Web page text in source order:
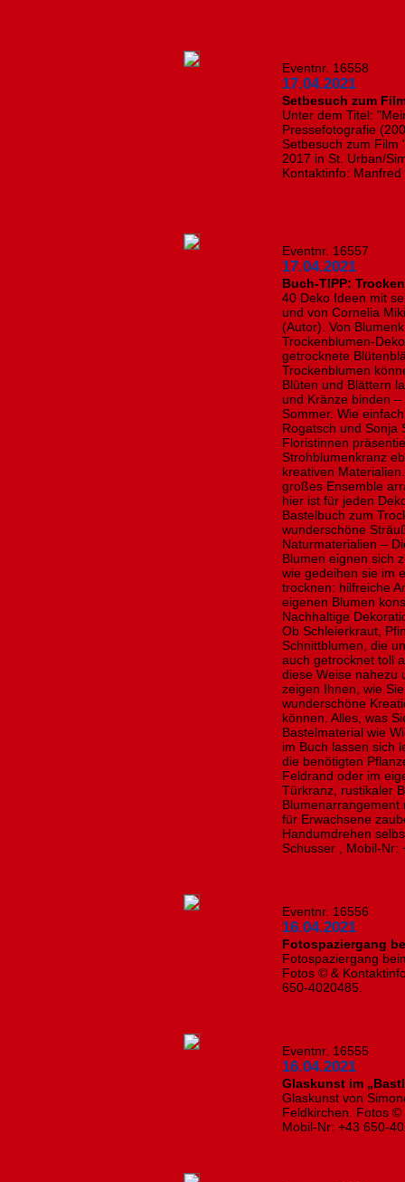
Eventnr. 16558
17.04.2021
Setbesuch zum
Unter dem Titel:
Pressefotografie
Setbesuch zum
2017 in St. Urban/
Kontaktinfo:
Eventnr. 16557
17.04.2021
Buch-TIPP:
40 Deko Ideen mit
und von Cornelia
(Autor). Von
Trockenblumen-
getrocknete
Trockenblumen
Blüten und Blättern
und Kränze binden
Sommer. Wie
Rogatsch und Sonja
Floristinnen
Strohblumenkranz
kreativen
großes Ensemble
hier ist für jeden
Bastelbuch zum
wunderschöne
Naturmaterialien –
Blumen eignen sich
wie gedeihen sie im
trocknen: hilfreiche
eigenen Blumen
Nachhaltige
Ob Schleierkraut,
Schnittblumen, die
auch getrocknet toll
diese Weise nahezu
zeigen Ihnen, wie
wunderschöne
können. Alles, was
Bastelmaterial wie
im Buch lassen sich
die benötigten
Feldrand oder im
Türkranz, rustikaler
Blumenarrangement
für Erwachsene
Handumdrehen
Schusser , Mobil-
Eventnr. 16556
16.04.2021
Fotospaziergang
Fotospaziergang
Fotos © &
650-4020485.
Eventnr. 16555
16.04.2021
Glaskunst im
Glaskunst von
Feldkirchen. Fotos
Mobil-Nr: +43 650-